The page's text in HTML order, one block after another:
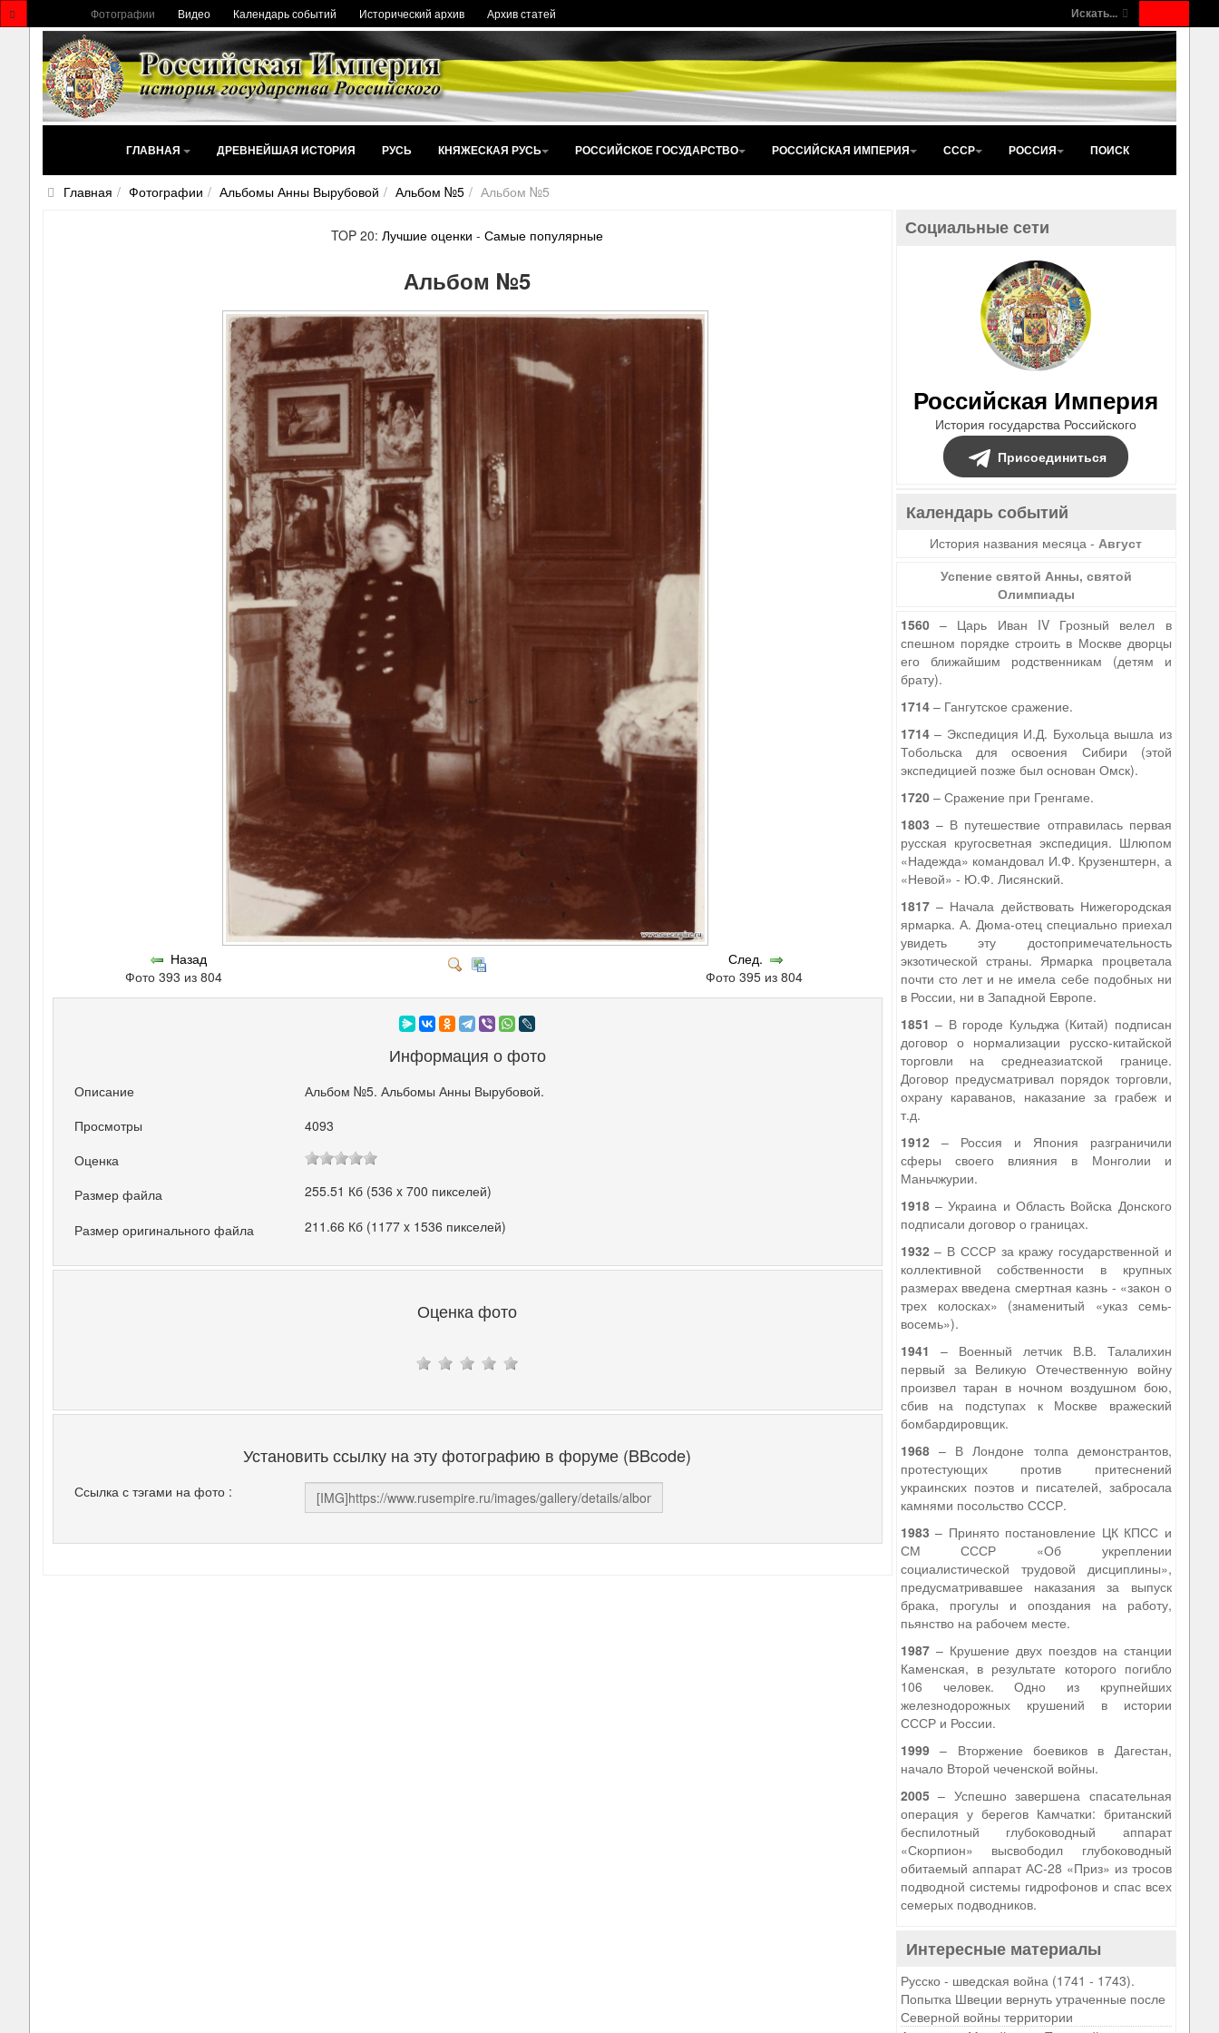
Искать...
Фотографии Видео Календарь событий Исторический архив Архив статей
ГЛАВНАЯ ДРЕВНЕЙШАЯ ИСТОРИЯ РУСЬ КНЯЖЕСКАЯ РУСЬ РОССИЙСКОЕ ГОСУДАРСТВО РОССИЙСКАЯ ИМПЕРИЯ СССР РОССИЯ ПОИСК
Главная Фотографии Альбомы Анны Вырубовой Альбом №5 Альбом №5
TOP 20:Лучшие оценки -Самые популярные
Альбом №5
Назад
Фото 393 из 804
След.
Фото 395 из 804
Информация о фото
Описание
Альбом №5. Альбомы Анны Вырубовой.
Просмотры
4093
Оценка
Размер файла
255.51 Кб (536 x 700 пикселей)
Размер оригинального файла 211.66 Кб (1177 x 1536 пикселей)
Оценка фото
Установить ссылку на эту фотографию в форуме (BBcode)
Ссылка с тэгами на фото :
Социальные сети
Российская Империя
История государства Российского
Присоединиться
Календарь событий
История названия месяца -Август
Успение святой Анны, святой
Олимпиады
1560– Царь Иван IV Грозный велел в
спешном порядке строить в Москве дворцы
его ближайшим родственникам (детям и
брату).
1714– Гангутское сражение.
1714– Экспедиция И.Д. Бухольца вышла из
Тобольска для освоения Сибири (этой
экспедицией позже был основан Омск).
1720– Сражение при Гренгаме.
1803 – В путешествие отправилась первая
русская кругосветная экспедиция. Шлюпом
«Надежда» командовал И.Ф. Крузенштерн, а
«Невой» - Ю.Ф. Лисянский.
1817– Начала действовать Нижегородская
ярмарка. А. Дюма-отец специально приехал
увидеть эту достопримечательность
экзотической страны. Ярмарка процветала
почти сто лет и не имела себе подобных ни
в России, ни в Западной Европе.
1851 – В городе Кульджа (Китай) подписан
договор о нормализации русско-китайской
торговли на среднеазиатской границе.
Договор предусматривал порядок торговли,
охрану караванов, наказание за грабеж и
т.д.
1912– Россия и Япония разграничили
сферы своего влияния в Монголии и
Маньчжурии.
1918– Украина и Область Войска Донского
подписали договор о границах.
1932– В СССР за кражу государственной и
коллективной собственности в крупных
размерах введена смертная казнь - «закон о
трех колосках» (знаменитый «указ семь-
восемь»).
1941 – Военный летчик В.В. Талалихин
первый за Великую Отечественную войну
произвел таран в ночном воздушном бою,
сбив на подступах к Москве вражеский
бомбардировщик.
1968– В Лондоне толпа демонстрантов,
протестующих против притеснений
украинских поэтов и писателей, забросала
камнями посольство СССР.
1983 – Принято постановление ЦК КПСС и
СМ СССР «Об укреплении
социалистической трудовой дисциплины»,
предусматривавшее наказания за выпуск
брака, прогулы и опоздания на работу,
пьянство на рабочем месте.
1987– Крушение двух поездов на станции
Каменская, в результате которого погибло
106 человек. Одно из крупнейших
железнодорожных крушений в истории
СССР и России.
1999– Вторжение боевиков в Дагестан,
начало Второй чеченской войны.
2005– Успешно завершена спасательная
операция у берегов Камчатки: британский
беспилотный глубоководный аппарат
«Скорпион» высвободил глубоководный
обитаемый аппарат АС-28 «Приз» из тросов
подводной системы гидрофонов и спас всех
семерых подводников.
Интересные материалы
Русско - шведская война (1741 - 1743).
Попытка Швеции вернуть утраченные после
Северной войны территории